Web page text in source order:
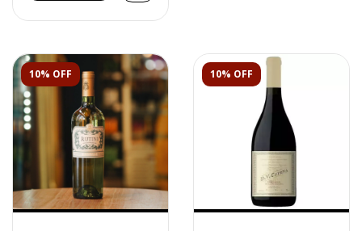
10% OFF 10% OFF